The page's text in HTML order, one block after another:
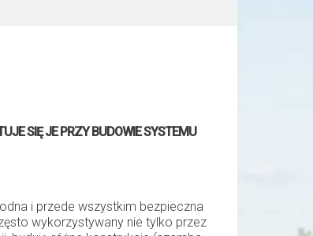
SIĘ JE PRZY BUDOWIE SYSTEMU
i przede wszystkim bezpieczna
wykorzystywany nie tylko przez